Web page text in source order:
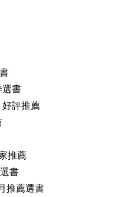
選書
好評推薦
推薦
書
推薦選書